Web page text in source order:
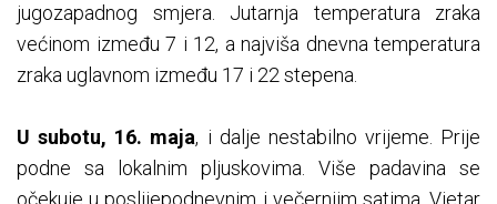
jugozapadnog smjera. Jutarnja temperatura zraka
većinom između 7 i 12, a najviša dnevna temperatura
zraka uglavnom između 17 i 22 stepena.
U subotu, 16. maja, i dalje nestabilno vrijeme. Prije
podne sa lokalnim pljuskovima. Više padavina se
očekuje u poslijepodnevnim i večernjim satima. Vjetar